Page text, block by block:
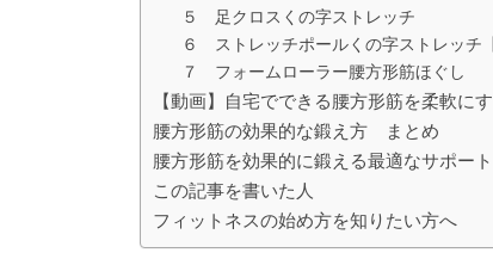
５ 足クロスくの字ストレッチ
６ ストレッチポールくの字ストレッ
７ フォームローラー腰方形筋ほぐし
【動画】自宅でできる腰方形筋を柔軟に
腰方形筋の効果的な鍛え方 まとめ
腰方形筋を効果的に鍛える最適なサポート
この記事を書いた人
フィットネスの始め方を知りたい方へ